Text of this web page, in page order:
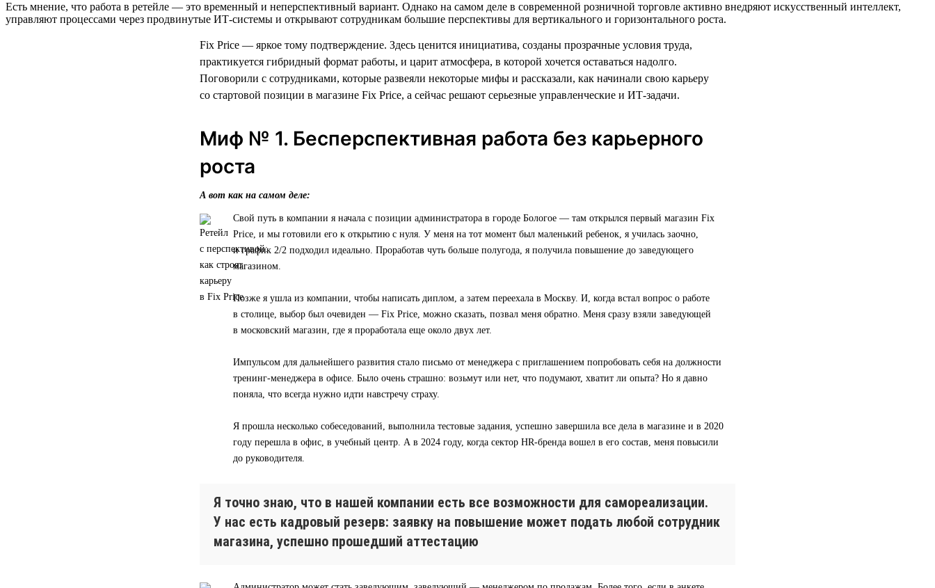
Есть мнение, что работа в ретейле — это временный и неперспективный вариант. Однако на самом деле в современной розничной торговле активно внедряют искусственный интеллект,
управляют процессами через продвинутые ИТ-системы и открывают сотрудникам большие перспективы для вертикального и горизонтального роста.
Fix Price — яркое тому подтверждение. Здесь ценится инициатива, созданы прозрачные условия труда,
практикуется гибридный формат работы, и царит атмосфера, в которой хочется оставаться надолго.
Поговорили с сотрудниками, которые развеяли некоторые мифы и рассказали, как начинали свою карьеру
со стартовой позиции в магазине Fix Price, а сейчас решают серьезные управленческие и ИТ-задачи.
Миф № 1. Бесперспективная работа без карьерного
роста
А вот как на самом деле:
Свой путь в компании я начала с позиции администратора в городе Бологое — там открылся первый магазин Fix
Price, и мы готовили его к открытию с нуля. У меня на тот момент был маленький ребенок, я училась заочно,
и график 2/2 подходил идеально. Проработав чуть больше полугода, я получила повышение до заведующего
магазином.
Позже я ушла из компании, чтобы написать диплом, а затем переехала в Москву. И, когда встал вопрос о работе
в столице, выбор был очевиден — Fix Price, можно сказать, позвал меня обратно. Меня сразу взяли заведующей
в московский магазин, где я проработала еще около двух лет.
Импульсом для дальнейшего развития стало письмо от менеджера с приглашением попробовать себя на должности
тренинг-менеджера в офисе. Было очень страшно: возьмут или нет, что подумают, хватит ли опыта? Но я давно
поняла, что всегда нужно идти навстречу страху.
Я прошла несколько собеседований, выполнила тестовые задания, успешно завершила все дела в магазине и в 2020
году перешла в офис, в учебный центр. А в 2024 году, когда сектор HR-бренда вошел в его состав, меня повысили
до руководителя.
Я точно знаю, что в нашей компании есть все возможности для самореализации.
У нас есть кадровый резерв: заявку на повышение может подать любой сотрудник
магазина, успешно прошедший аттестацию